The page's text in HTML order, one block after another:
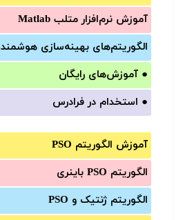
آموزش‌ نرم‌افزار متلب Matlab
الگوریتم‌های بهینه‌سازی هوشمند
● آموزش‌های رایگان
● استخدام در فرادرس
آموزش الگوریتم PSO
الگوریتم PSO باینری
الگوریتم ژنتیک و PSO